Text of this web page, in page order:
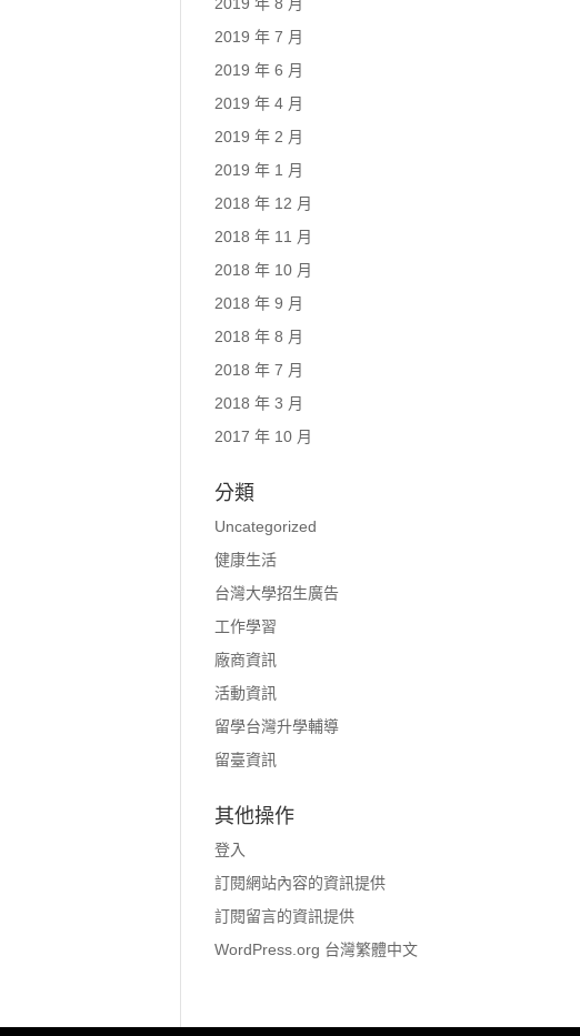
2019 年 7 月
2019 年 6 月
2019 年 4 月
2019 年 2 月
2019 年 1 月
2018 年 12 月
2018 年 11 月
2018 年 10 月
2018 年 9 月
2018 年 8 月
2018 年 7 月
2018 年 3 月
2017 年 10 月
分類
Uncategorized
健康生活
台灣大學招生廣告
工作學習
廠商資訊
活動資訊
留學台灣升學輔導
留臺資訊
其他操作
登入
訂閱網站內容的資訊提供
訂閱留言的資訊提供
WordPress.org 台灣繁體中文